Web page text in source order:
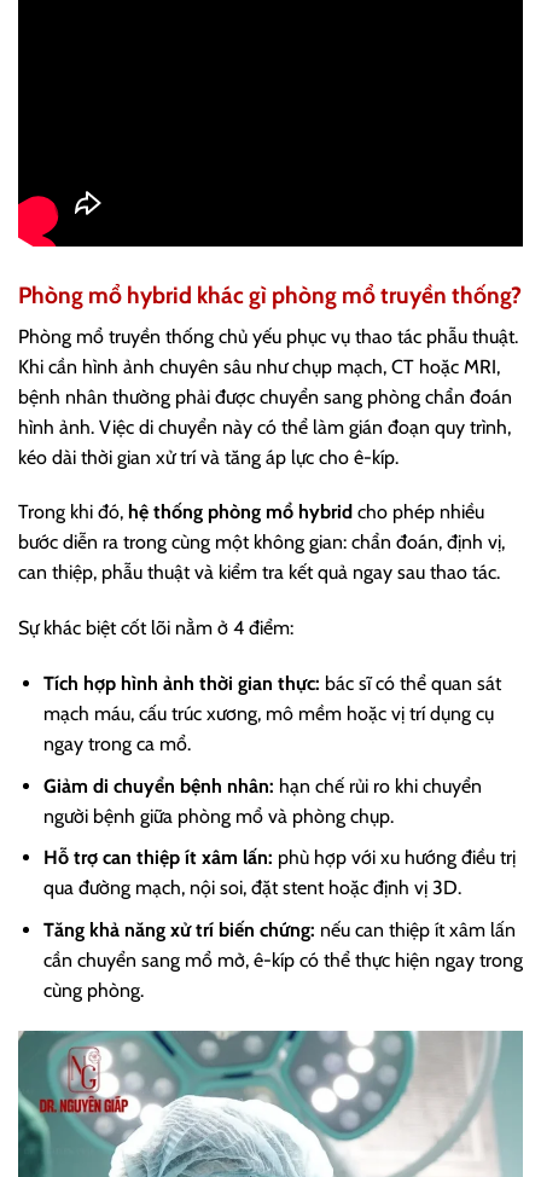
Phòng mổ hybrid khác gì phòng mổ truyền thống?
Phòng mổ truyền thống chủ yếu phục vụ thao tác phẫu thuật.
Khi cần hình ảnh chuyên sâu như chụp mạch, CT hoặc MRI,
bệnh nhân thường phải được chuyển sang phòng chẩn đoán
hình ảnh. Việc di chuyển này có thể làm gián đoạn quy trình,
kéo dài thời gian xử trí và tăng áp lực cho ê-kíp.
Trong khi đó, hệ thống phòng mổ hybrid cho phép nhiều
bước diễn ra trong cùng một không gian: chẩn đoán, định vị,
can thiệp, phẫu thuật và kiểm tra kết quả ngay sau thao tác.
Sự khác biệt cốt lõi nằm ở 4 điểm:
Tích hợp hình ảnh thời gian thực: bác sĩ có thể quan sát
mạch máu, cấu trúc xương, mô mềm hoặc vị trí dụng cụ
ngay trong ca mổ.
Giảm di chuyển bệnh nhân: hạn chế rủi ro khi chuyển
người bệnh giữa phòng mổ và phòng chụp.
Hỗ trợ can thiệp ít xâm lấn: phù hợp với xu hướng điều trị
qua đường mạch, nội soi, đặt stent hoặc định vị 3D.
Tăng khả năng xử trí biến chứng: nếu can thiệp ít xâm lấn
cần chuyển sang mổ mở, ê-kíp có thể thực hiện ngay trong
cùng phòng.